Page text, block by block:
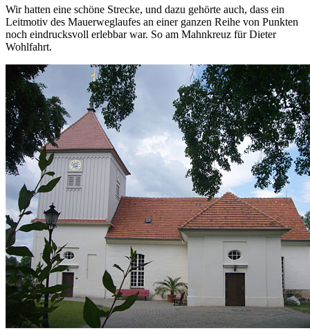
Wir hatten eine schöne Strecke, und dazu gehörte auch, dass ein
Leitmotiv des Mauerweglaufes an einer ganzen Reihe von Punkten
noch eindrucksvoll erlebbar war. So am Mahnkreuz für Dieter
Wohlfahrt.